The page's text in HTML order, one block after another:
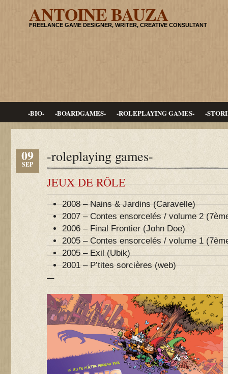
ANTOINE BAUZA
FREELANCE GAME DESIGNER, WRITER, CREATIVE CONSULTANT
-BIO- -BOARDGAMES- -ROLEPLAYING GAMES- -
09
SEP -roleplaying games-
JEUX DE RÔLE
2008 – Nains & Jardins (Caravelle)
2007 – Contes ensorcelés / volume 2
2006 – Final Frontier (John Doe)
2005 – Contes ensorcelés / volume 1
2005 – Exil (Ubik)
2001 – P’tites sorcières (web)
–